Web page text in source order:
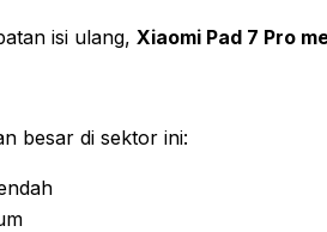
isi ulang, Xiaomi Pad 7 Pro
besar di sektor ini: